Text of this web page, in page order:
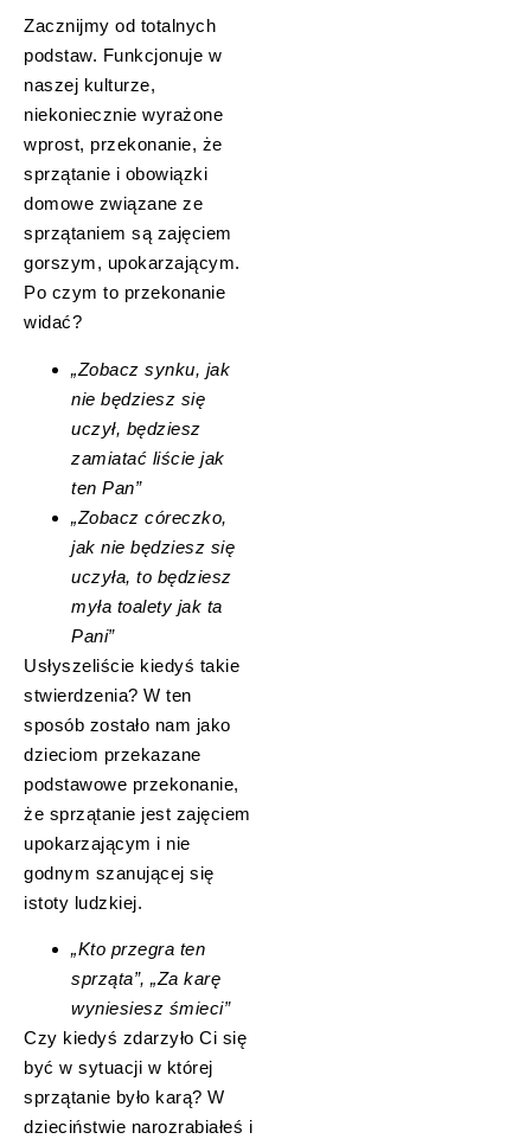
Zacznijmy od totalnych
podstaw. Funkcjonuje w
naszej kulturze,
niekoniecznie wyrażone
wprost, przekonanie, że
sprzątanie i obowiązki
domowe związane ze
sprzątaniem są zajęciem
gorszym, upokarzającym.
Po czym to przekonanie
widać?
„Zobacz synku, jak
nie będziesz się
uczył, będziesz
zamiatać liście jak
ten Pan”
„Zobacz córeczko,
jak nie będziesz się
uczyła, to będziesz
myła toalety jak ta
Pani”
Usłyszeliście kiedyś takie
stwierdzenia? W ten
sposób zostało nam jako
dzieciom przekazane
podstawowe przekonanie,
że sprzątanie jest zajęciem
upokarzającym i nie
godnym szanującej się
istoty ludzkiej.
„Kto przegra ten
sprząta”, „Za karę
wyniesiesz śmieci”
Czy kiedyś zdarzyło Ci się
być w sytuacji w której
sprzątanie było karą? W
dzieciństwie narozrabiałeś i